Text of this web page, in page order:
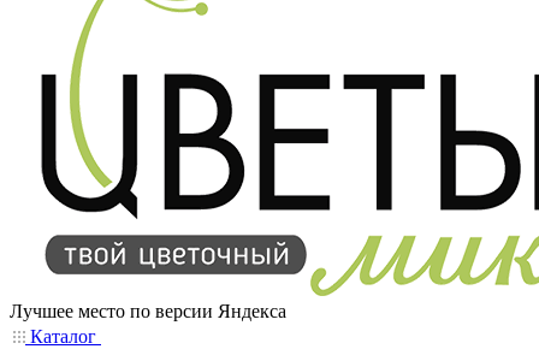
Лучшее место по версии Яндекса
Каталог